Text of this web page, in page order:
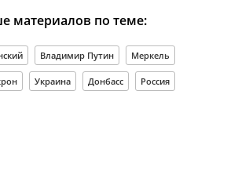
материалов по теме:
Владимир Путин Меркель
Украина Донбасс Россия